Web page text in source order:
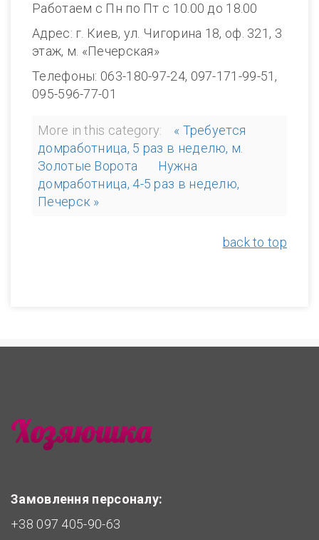
Работаем с Пн по Пт с 10.00 до 18.00
Адрес: г. Киев, ул. Чигорина 18, оф. 321, 3
этаж, м. «Печерская»
Телефоны: 063-180-97-24, 097-171-99-51,
095-596-77-01
More in this category:
« Требуется
домработница, 5 раз в неделю, м.
Золотые Ворота
Нужна
домработница, 4-5 раз в неделю,
Печерск »
back to top
Замовлення персоналу:
+38 097 405-90-63